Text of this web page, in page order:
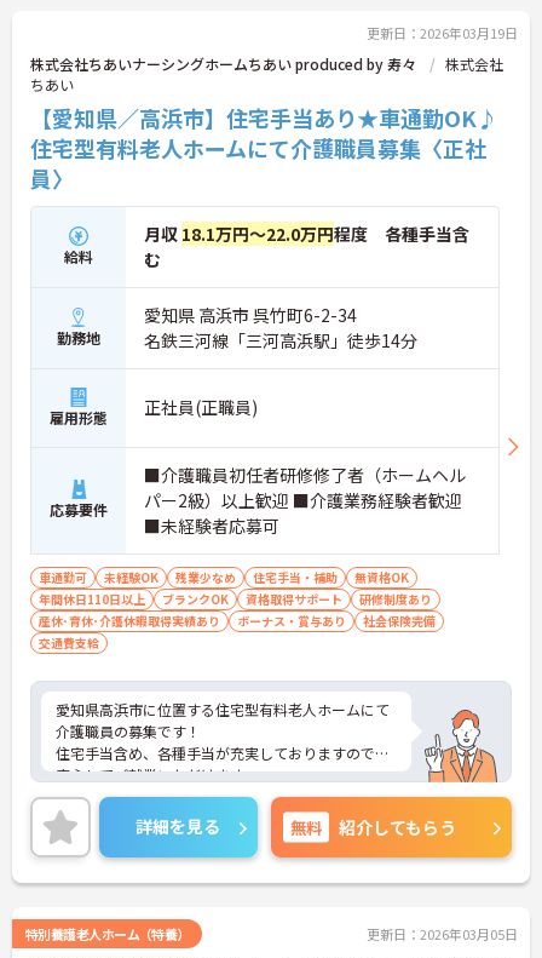
更新日：2026年03月19日
株式会社ちあいナーシングホームちあい produced by 寿々
株式会社
ちあい
【愛知県／高浜市】住宅手当あり★車通勤OK♪
住宅型有料老人ホームにて介護職員募集〈正社
員〉
給料
月収 18.1万円～22.0万円程度 各種手当含
む
勤務地
愛知県 高浜市 呉竹町6-2-34
名鉄三河線「三河高浜駅」徒歩14分
雇用形態 正社員(正職員)
応募要件
■介護職員初任者研修修了者（ホームヘル
パー2級）以上歓迎 ■介護業務経験者歓迎
■未経験者応募可
車通勤可 未経験OK 残業少なめ 住宅手当・補助
無資格OK
年間休日110日以上
ブランクOK 資格取得サポート
研修制度あり
産休･育休･介護休暇取得実績あり
ボーナス・賞与あり
社会保険完備
交通費支給
愛知県高浜市に位置する住宅型有料老人ホームにて
介護職員の募集です！
住宅手当含め、各種手当が充実しておりますので、
安心してご就業いただけます。
車通勤可能で無料の駐車場を完備しているので通勤
楽々です♪
ご興味をお持ちの方には詳細の情報や面接のポイン
トをお伝えしますのでお気軽にお問い合わせくださ
いませ。
詳細を見る 無料 紹介してもらう
特別養護老人ホーム（特養） 更新日：2026年03月05日